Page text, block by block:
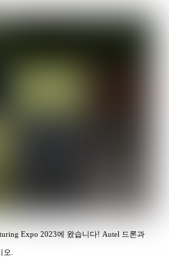
Expo 2023에 왔습니다! Autel 드론과
.